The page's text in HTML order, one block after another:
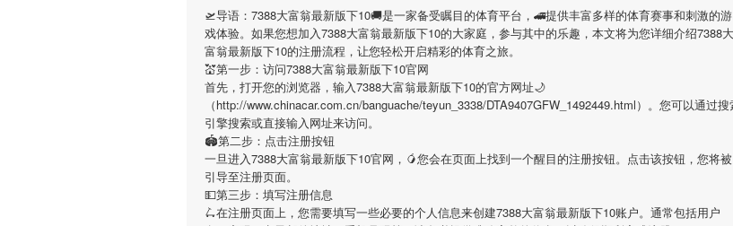
🛫导语： 7388大富翁最新版下10🚚是一家备受瞩目的体育平台，🚄提供丰富多样的体育赛事和刺激的游
戏体验。如果您想加入7388大富翁最新版下10的大家庭，参与其中的乐趣，本文将为您详细介绍7388大
富翁最新版下10的注册流程，让您轻松开启精彩的体育之旅。
💒第一步：访问7388大富翁最新版下10官网
首先，打开您的浏览器，输入7388大富翁最新版下10的官方网址🌙
（http://www.chinacar.com.cn/banguache/teyun_3338/DTA9407GFW_1492449.html）。您可以通过搜
引擎搜索或直接输入网址来访问。
🏟第二步：点击注册按钮
一旦进入7388大富翁最新版下10官网，🥭您会在页面上找到一个醒目的注册按钮。点击该按钮，您将被
引导至注册页面。
💵第三步：填写注册信息
🛴在注册页面上，您需要填写一些必要的个人信息来创建7388大富翁最新版下10账户。通常包括用户